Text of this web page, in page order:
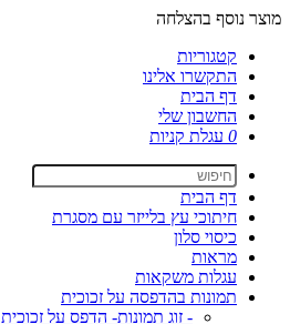
מוצר נוסף בהצלחה
קטגוריות
התקשרו אלינו
דף הבית
החשבון שלי
0 עגלת קניות
דף הבית
חיתוכי עץ בלייזר עם מסגרת
כיסוי סלון
מראות
עגלות משקאות
תמונות בהדפסה על זכוכית
- זוג תמונות- הדפס על זכוכית